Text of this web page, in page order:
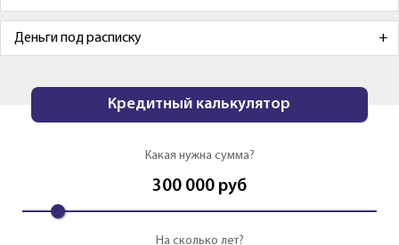
Деньги под расписку
Кредитный калькулятор
Какая нужна сумма?
300 000 руб
На сколько лет?